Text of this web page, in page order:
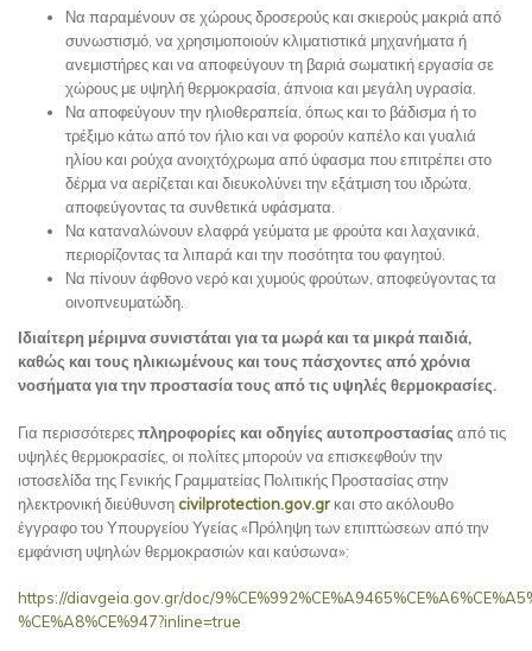
Να παραμένουν σε χώρους δροσερούς και σκιερούς μακριά από
συνωστισμό, να χρησιμοποιούν κλιματιστικά μηχανήματα ή
ανεμιστήρες και να αποφεύγουν τη βαριά σωματική εργασία σε
χώρους με υψηλή θερμοκρασία, άπνοια και μεγάλη υγρασία.
Να αποφεύγουν την ηλιοθεραπεία, όπως και το βάδισμα ή το
τρέξιμο κάτω από τον ήλιο και να φορούν καπέλο και γυαλιά
ηλίου και ρούχα ανοιχτόχρωμα από ύφασμα που επιτρέπει στο
δέρμα να αερίζεται και διευκολύνει την εξάτμιση του ιδρώτα,
αποφεύγοντας τα συνθετικά υφάσματα.
Να καταναλώνουν ελαφρά γεύματα με φρούτα και λαχανικά,
περιορίζοντας τα λιπαρά και την ποσότητα του φαγητού.
Να πίνουν άφθονο νερό και χυμούς φρούτων, αποφεύγοντας τα
οινοπνευματώδη.
Ιδιαίτερη μέριμνα συνιστάται για τα μωρά και τα μικρά παιδιά,
καθώς και τους ηλικιωμένους και τους πάσχοντες από χρόνια
νοσήματα για την προστασία τους από τις υψηλές θερμοκρασίες.
Για περισσότερεςπληροφορίες και οδηγίες αυτοπροστασίας από τις
υψηλές θερμοκρασίες, οι πολίτες μπορούν να επισκεφθούν την
ιστοσελίδα της Γενικής Γραμματείας Πολιτικής Προστασίας στην
ηλεκτρονική διεύθυνση civilprotection.gov.gr και στο ακόλουθο
έγγραφο του Υπουργείου Υγείας «Πρόληψη των επιπτώσεων από την
εμφάνιση υψηλών θερμοκρασιών και καύσωνα»:
https://diavgeia.gov.gr/doc/
%CE%A8%CE%947?inline=true